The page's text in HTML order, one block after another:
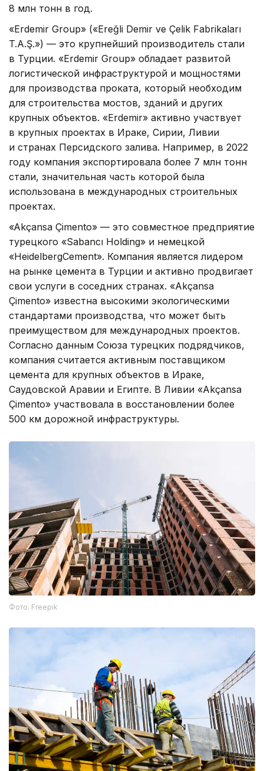
8 млн тонн в год.
«Erdemir Group» («Ereğli Demir ve Çelik Fabrikaları
T.A.Ş.») — это крупнейший производитель стали
в Турции. «Erdemir Group» обладает развитой
логистической инфраструктурой и мощностями
для производства проката, который необходим
для строительства мостов, зданий и других
крупных объектов. «Erdemir» активно участвует
в крупных проектах в Ираке, Сирии, Ливии
и странах Персидского залива. Например, в 2022
году компания экспортировала более 7 млн тонн
стали, значительная часть которой была
использована в международных строительных
проектах.
«Akçansa Çimento» — это совместное предприятие
турецкого «Sabancı Holding» и немецкой
«HeidelbergCement». Компания является лидером
на рынке цемента в Турции и активно продвигает
свои услуги в соседних странах. «Akçansa
Çimento» известна высокими экологическими
стандартами производства, что может быть
преимуществом для международных проектов.
Согласно данным Союза турецких подрядчиков,
компания считается активным поставщиком
цемента для крупных объектов в Ираке,
Саудовской Аравии и Египте. В Ливии «Akçansa
Çimento» участвовала в восстановлении более
500 км дорожной инфраструктуры.
Фото: Freepik